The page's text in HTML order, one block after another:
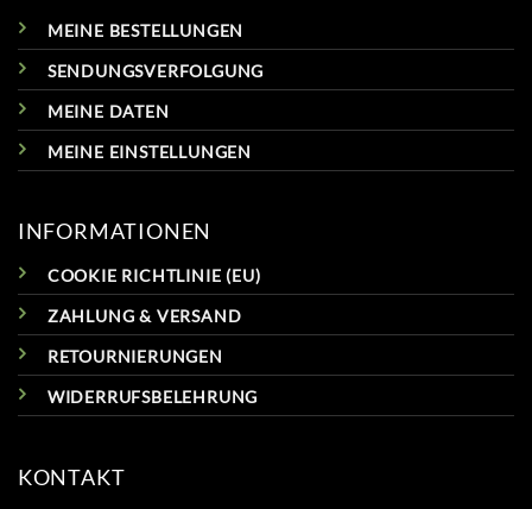
MEINE BESTELLUNGEN
SENDUNGSVERFOLGUNG
MEINE DATEN
MEINE EINSTELLUNGEN
INFORMATIONEN
COOKIE RICHTLINIE (EU)
ZAHLUNG & VERSAND
RETOURNIERUNGEN
WIDERRUFSBELEHRUNG
KONTAKT